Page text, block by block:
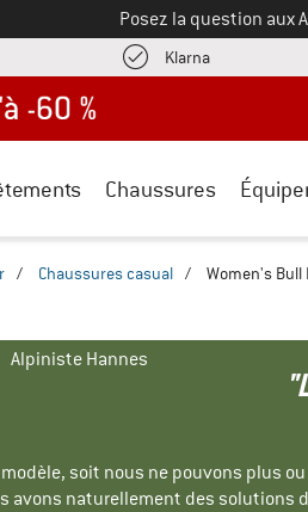
Posez la question aux
KlarnaTrouve les
Chaussures
/ Chaussures casual / Women's Bull
Alpiniste Hannes
soit nous ne pouvons plus
avons naturellement des solutions